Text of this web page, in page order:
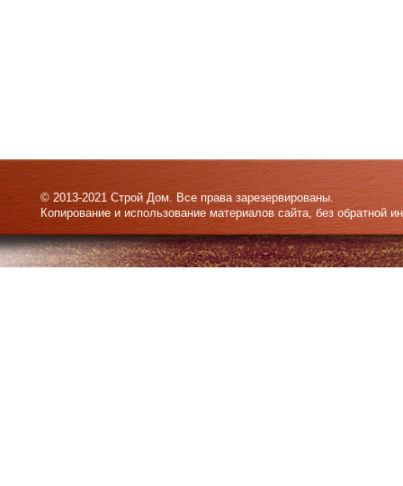
© 2013-2021 Строй Дом. Все права зарезервированы.
Копирование и использование материалов сайта, без обратной